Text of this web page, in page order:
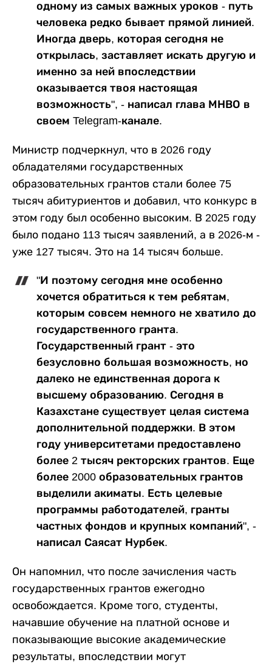
одному из самых важных уроков - путь
человека редко бывает прямой линией.
Иногда дверь, которая сегодня не
открылась, заставляет искать другую и
именно за ней впоследствии
оказывается твоя настоящая
возможность", - написал глава МНВО в
своем Telegram-канале.
Министр подчеркнул, что в 2026 году
обладателями государственных
образовательных грантов стали более 75
тысяч абитуриентов и добавил, что конкурс в
этом году был особенно высоким. В 2025 году
было подано 113 тысяч заявлений, а в 2026-м -
уже 127 тысяч. Это на 14 тысяч больше.
"И поэтому сегодня мне особенно
хочется обратиться к тем ребятам,
которым совсем немного не хватило до
государственного гранта.
Государственный грант - это
безусловно большая возможность, но
далеко не единственная дорога к
высшему образованию. Сегодня в
Казахстане существует целая система
дополнительной поддержки. В этом
году университетами предоставлено
более 2 тысяч ректорских грантов. Еще
более 2000 образовательных грантов
выделили акиматы. Есть целевые
программы работодателей, гранты
частных фондов и крупных компаний", -
написал Саясат Нурбек.
Он напомнил, что после зачисления часть
государственных грантов ежегодно
освобождается. Кроме того, студенты,
начавшие обучение на платной основе и
показывающие высокие академические
результаты, впоследствии могут